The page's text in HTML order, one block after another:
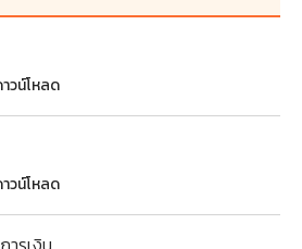
วน์โหลด
วน์โหลด